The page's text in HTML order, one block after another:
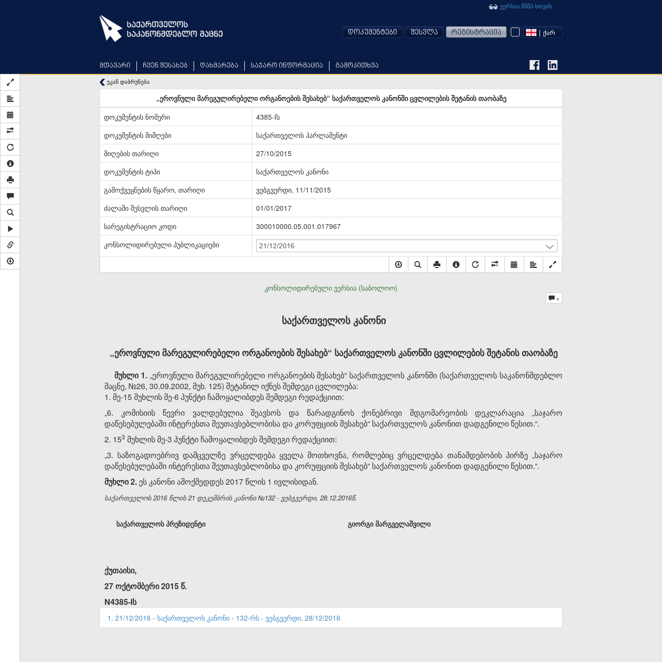
მთავარი ჩვენ შესახებ დახმარება საჯარო ინფორმაცია გამოკითხვა
ვერსია შშმპ-სთვის
დოკუმენტები შესვლა რეგისტრაცია | ᲥᲐᲠ
უკან დაბრუნება
„ეროვნული მარეგულირებელი ორგანოების შესახებ“ საქართველოს კანონში ცვლილების შეტანის თაობაზე
დოკუმენტის ნომერი
4385-Iს
დოკუმენტის მიმღები
საქართველოს პარლამენტი
მიღების თარიღი
27/10/2015
დოკუმენტის ტიპი
საქართველოს კანონი
გამოქვეყნების წყარო, თარიღი
ვებგვერდი, 11/11/2015
ძალაში შესვლის თარიღი
01/01/2017
სარეგისტრაციო კოდი
300010000.05.001.017967
კონსოლიდირებული პუბლიკაციები
21/12/2016
კონსოლიდირებული ვერსია (საბოლოო)
+
საქართველოს კანონი
„ეროვნული მარეგულირებელი ორგანოების შესახებ“ საქართველოს კანონში ცვლილების შეტანის თაობაზე
მუხლი 1.„ეროვნული მარეგულირებელი ორგანოების შესახებ“ საქართველოს კანონში (საქართველოს საკანონმდებლო
მაცნე, №26, 30.09.2002, მუხ. 125) შეტანილ იქნეს შემდეგი ცვლილება:
1. მე-15 მუხლის მე-6 პუნქტი ჩამოყალიბდეს შემდეგი რედაქციით:
„6. კომისიის წევრი ვალდებულია შეავსოს და წარადგინოს ქონებრივი მდგომარეობის დეკლარაცია „საჯარო
დაწესებულებაში ინტერესთა შეუთავსებლობისა და კორუფციის შესახებ“ საქართველოს კანონით დადგენილი წესით.“.
2. 15​3 მუხლის მე-3 პუნქტი ჩამოყალიბდეს შემდეგი რედაქციით:
„3. საზოგადოებრივ დამცველზე ვრცელდება ყველა მოთხოვნა, რომლებიც ვრცელდება თანამდებობის პირზე „საჯარო
დაწესებულებაში ინტერესთა შეუთავსებლობისა და კორუფციის შესახებ“ საქართველოს კანონით დადგენილი წესით.“.
მუხლი 2. ეს კანონი ამოქმედდეს 2017 წლის 1 ივლისიდან.
საქართველოს 2016 წლის 21 დეკემბრის კანონი№132 - ვებგვერდი, 28.12.2016წ.
საქართველოს პრეზიდენტი გიორგი მარგველაშვილი
ქუთაისი,
27 ოქტომბერი 2015 წ.
N4385-Iს
1. 21/12/2016 - საქართველოს კანონი - 132-რს - ვებგვერდი, 28/12/2016